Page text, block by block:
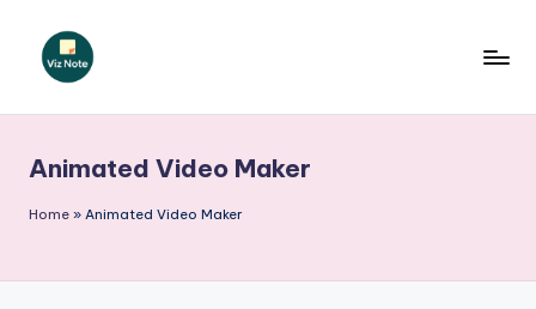
N
o
Animated Video Maker
Home » Animated Video Maker